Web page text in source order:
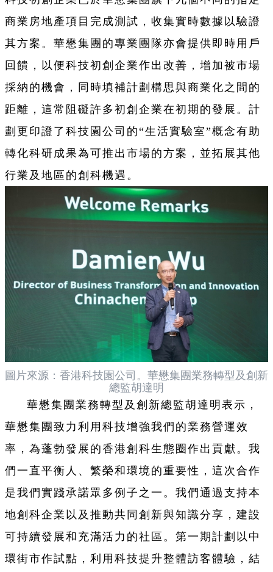
商業房地產項目完成測試，收集實時數據以驗證
其方案。華懋集團的專業團隊亦會提供即時用戶
回饋，以便科技初創企業作出改善，增加被市場
採納的機會，同時填補計劃構思與商業化之間的
距離，這常阻礙許多初創企業在初期的發展。計
劃更印證了科技園公司的“生活實驗室”概念有助
轉化科研成果為可推出市場的方案，並拓展其他
行業及地區的創科機遇。
圖片來源：香港科技園公司。 華懋集團業務轉型及創新
總監胡達明
華懋集團業務轉型及創新總監胡達明表示，
華懋集團致力利用科技增強我們的業務營運效
率，為蓬勃發展的香港創科生態圈作出貢獻。我
們一直平衡人、繁榮和環境的重要性，這次合作
是我們實踐承諾眾多例子之一。我們通過支持本
地創科企業以及推動共同創新與知識分享，建設
可持續發展和充滿活力的社區。第一期計劃以中
環街市作試點，利用科技提升整體訪客體驗，結